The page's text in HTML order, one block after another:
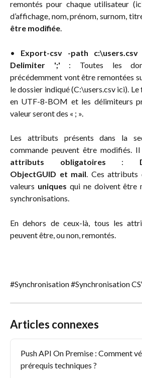
remontés pour chaque utilisateur
d’affichage, nom, prénom, surnom,
être modifiée.
•
Export-csv -path c:\users.csv
Delimiter ';' : Toutes les
précédemment vont être remontées
le dossier indiqué (C:\users.csv ici).
en UTF-8-BOM et les délimiteurs
valeur seront des « ; ».
Les attributs présents dans la
commande peuvent être modifiés.
attributs obligatoires :
ObjectGUID et mail. Ces attributs
valeurs uniques qui ne doivent être
synchronisations.
En dehors de ceux-là, tous les
peuvent être, ou non, remontés.
#Synchronisation #Synchronisation
Articles connexes
Push API On Premise : Comment
prérequis techniques ?